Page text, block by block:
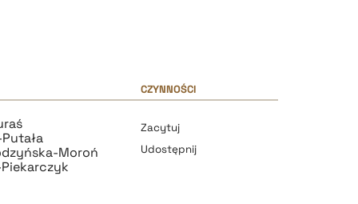
CZYNNOŚCI
Moroń
Zacytuj
Udostępnij